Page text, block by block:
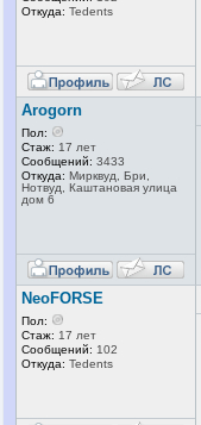
Откуда: Tedents
Arogorn
Пол:
Стаж: 17 лет
Сообщений: 3433
Откуда: Мирквуд, Бри,
Нотвуд, Каштановая улица
дом 6
NeoFORSE
Пол:
Стаж: 17 лет
Сообщений: 102
Откуда: Tedents